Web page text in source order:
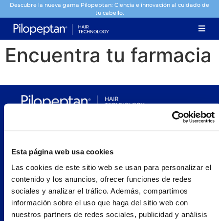
Esta página web usa cookies
Las cookies de este sitio web se usan para personalizar el
contenido y los anuncios, ofrecer funciones de redes
sociales y analizar el tráfico. Además, compartimos
información sobre el uso que haga del sitio web con
nuestros partners de redes sociales, publicidad y análisis
Descubre la nueva gama Pilopeptan: Ciencia e innovación al cuidado de
tu cabello.
Encuentra tu farmacia
Pilopeptan es una marca de Laboratorio Genové.
Navegación
Nosotros
Woman
Encuentra tu farmacia
Prueba Pilopeptan